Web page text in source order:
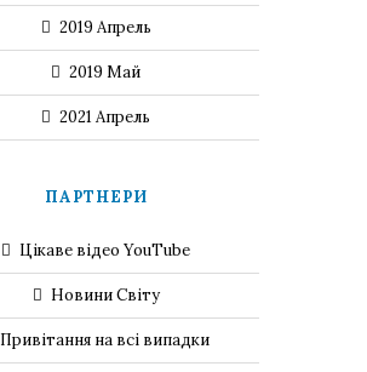
2019 Апрель
2019 Май
2021 Апрель
ПАРТНЕРИ
Цікаве відео YouTube
Новини Світу
Привітання на всі випадки